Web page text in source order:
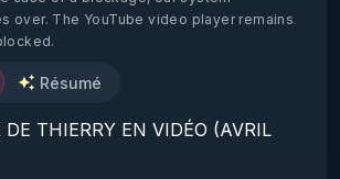
over. The YouTube video player remains
Résumé
DE THIERRY EN VIDÉO (AVRIL